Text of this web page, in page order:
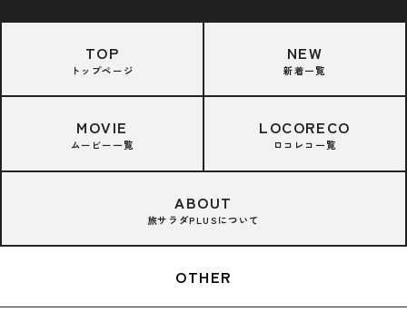
TOP
トップページ
NEW
新着一覧
MOVIE
ムービー一覧
LOCORECO
ロコレコ一覧
ABOUT
旅サラダPLUSについて
OTHER